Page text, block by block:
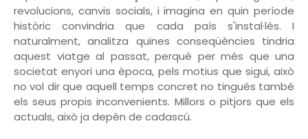
revolucions, canvis socials, i imagina en quin període
històric convindria que cada país s'instal·lés. I
naturalment, analitza quines conseqüències tindria
aquest viatge al passat, perquè per més que una
societat enyori una època, pels motius que sigui, això
no vol dir que aquell temps concret no tingués també
els seus propis inconvenients. Millors o pitjors que els
actuals, això ja depèn de cadascú.